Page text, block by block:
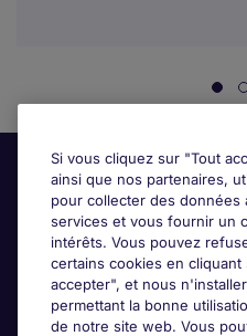
Candidats
Si vous cliquez sur "Tout
ainsi que nos partenaires,
pour collecter des données
services et vous fournir un
intérêts. Vous pouvez
certains cookies en
accepter", et nous
permettant la bonne
de notre site web. Vous